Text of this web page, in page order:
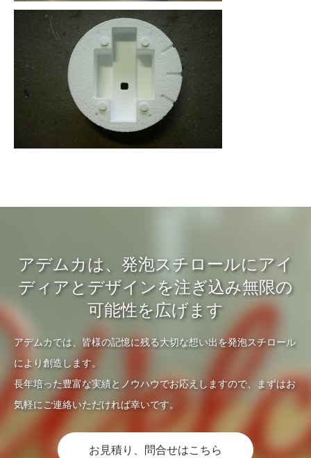
アデムカは、発泡スチロールにアイ
ディアとデザインを注ぎ込み無限の
可能性を広げます
アデムカでは、皆様の記憶に残る大切な想い出を発泡スチロール
により創造します。
長年培った豊富な実績とノウハウでお応えしますので、まずはお
気軽にご連絡いただければ幸いです。
お見積り、問合せはこちら